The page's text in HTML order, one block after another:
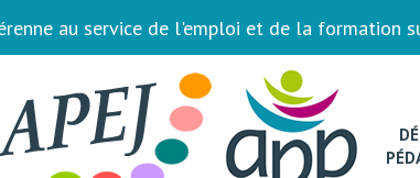
au service de l'emploi et de la formation